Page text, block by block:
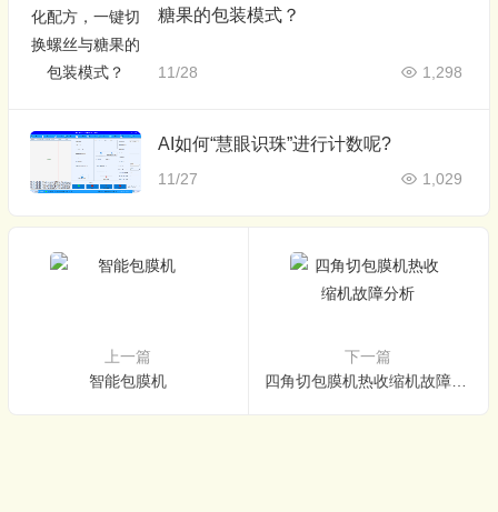
糖果的包装模式？
11/28 1,298
AI如何“慧眼识珠”进行计数呢?
11/27 1,029
上一篇
智能包膜机
下一篇
四角切包膜机热收缩机故障分析